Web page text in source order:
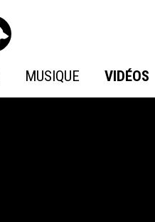
Records
MUSIQUE VIDÉOS